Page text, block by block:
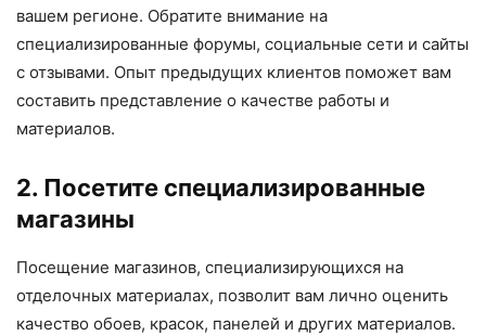
вашем регионе. Обратите внимание на
специализированные форумы, социальные сети и сайты
с отзывами. Опыт предыдущих клиентов поможет вам
составить представление о качестве работы и
материалов.
2. Посетите специализированные
магазины
Посещение магазинов, специализирующихся на
отделочных материалах, позволит вам лично оценить
качество обоев, красок, панелей и других материалов.